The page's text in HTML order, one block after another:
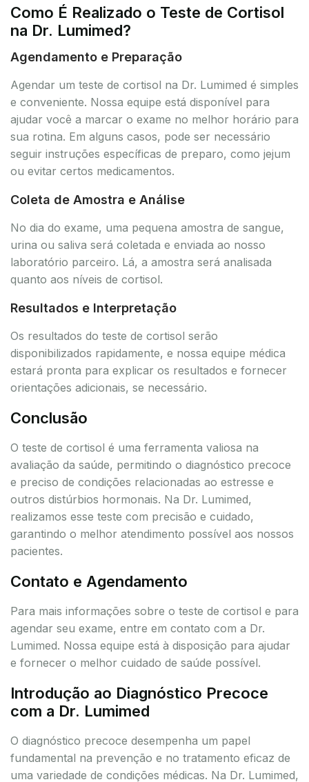
Como É Realizado o Teste de Cortisol
na Dr. Lumimed?
Agendamento e Preparação
Agendar um teste de cortisol na Dr. Lumimed é simples
e conveniente. Nossa equipe está disponível para
ajudar você a marcar o exame no melhor horário para
sua rotina. Em alguns casos, pode ser necessário
seguir instruções específicas de preparo, como jejum
ou evitar certos medicamentos.
Coleta de Amostra e Análise
No dia do exame, uma pequena amostra de sangue,
urina ou saliva será coletada e enviada ao nosso
laboratório parceiro. Lá, a amostra será analisada
quanto aos níveis de cortisol.
Resultados e Interpretação
Os resultados do teste de cortisol serão
disponibilizados rapidamente, e nossa equipe médica
estará pronta para explicar os resultados e fornecer
orientações adicionais, se necessário.
Conclusão
O teste de cortisol é uma ferramenta valiosa na
avaliação da saúde, permitindo o diagnóstico precoce
e preciso de condições relacionadas ao estresse e
outros distúrbios hormonais. Na Dr. Lumimed,
realizamos esse teste com precisão e cuidado,
garantindo o melhor atendimento possível aos nossos
pacientes.
Contato e Agendamento
Para mais informações sobre o teste de cortisol e para
agendar seu exame, entre em contato com a Dr.
Lumimed. Nossa equipe está à disposição para ajudar
e fornecer o melhor cuidado de saúde possível.
Introdução ao Diagnóstico Precoce
com a Dr. Lumimed
O diagnóstico precoce desempenha um papel
fundamental na prevenção e no tratamento eficaz de
uma variedade de condições médicas. Na Dr. Lumimed,